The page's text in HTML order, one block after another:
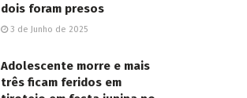
dois foram presos
3 de Junho de 2025
Adolescente morre e mais
três ficam feridos em